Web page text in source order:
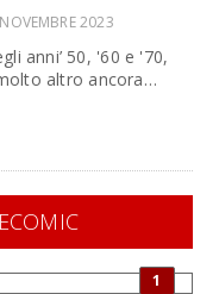
2023
anni’ 50, '60 e '70,
altro ancora…
1